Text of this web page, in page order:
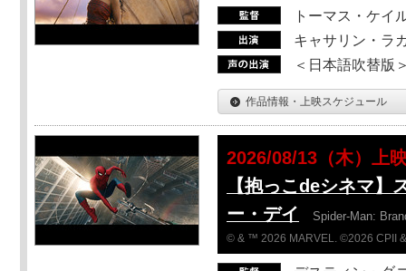
トーマス・ケイ
キャサリン・ラ
＜日本語吹替版
作品情報・上映スケジュール
2026/08/13（木）上
【抱っこdeシネマ】
ー・デイ
Spider-Man:
© & ™ 2026 MARVEL. ©2026 CPII